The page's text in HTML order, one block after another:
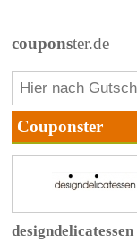
couponster.de